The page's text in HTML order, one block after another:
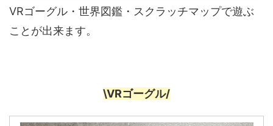
VRゴーグル・世界図鑑・スクラッチマップで遊ぶ
ことが出来ます。
\VRゴーグル/